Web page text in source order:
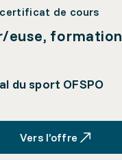
de cours
euse, formation
du sport OFSPO
Vers l’offre